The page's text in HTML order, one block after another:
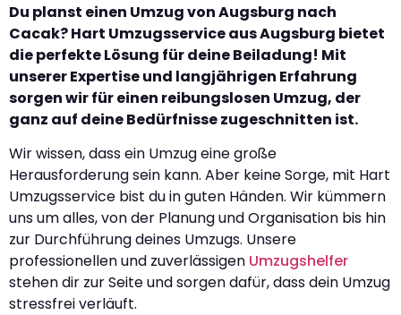
Du planst einen Umzug von Augsburg nach
Cacak? Hart Umzugsservice aus Augsburg bietet
die perfekte Lösung für deine Beiladung! Mit
unserer Expertise und langjährigen Erfahrung
sorgen wir für einen reibungslosen Umzug, der
ganz auf deine Bedürfnisse zugeschnitten ist.
Wir wissen, dass ein Umzug eine große
Herausforderung sein kann. Aber keine Sorge, mit Hart
Umzugsservice bist du in guten Händen. Wir kümmern
uns um alles, von der Planung und Organisation bis hin
zur Durchführung deines Umzugs. Unsere
professionellen und zuverlässigen Umzugshelfer
stehen dir zur Seite und sorgen dafür, dass dein Umzug
stressfrei verläuft.